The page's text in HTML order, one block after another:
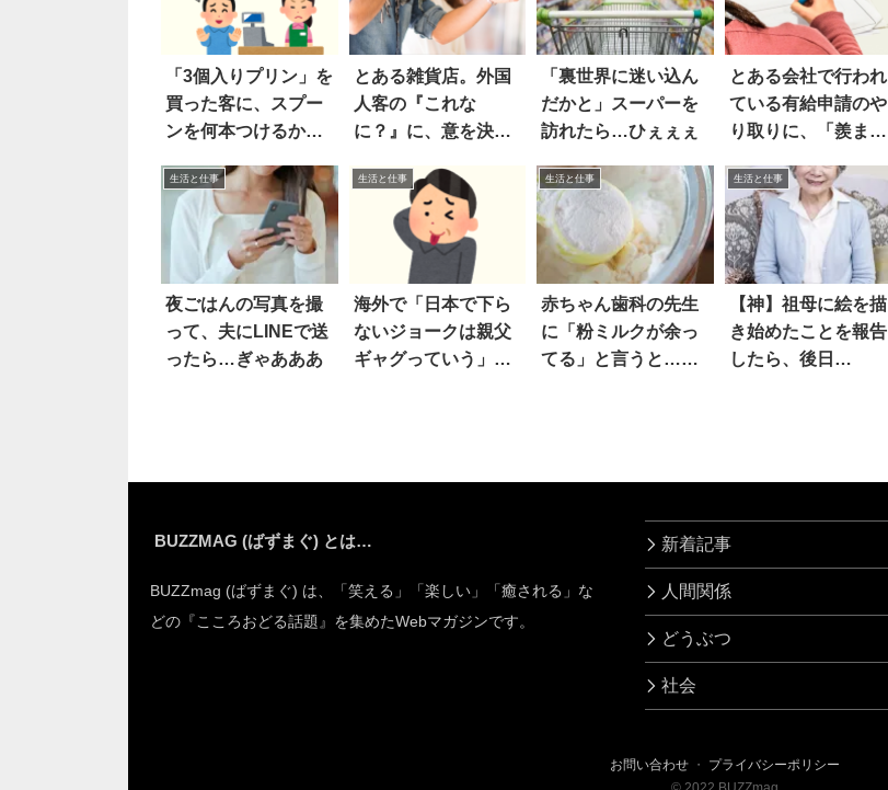
「3個入りプリン」を
買った客に、スプー
ンを何本つけるか尋
とある雑貨店。外国
人客の『これな
に？』に、意を決し
「裏世界に迷い込ん
だかと」スーパーを
訪れたら…ひぇぇぇ
とある会社で行われ
ている有給申請のや
り取りに、「羨まし
生活と仕事
夜ごはんの写真を撮
って、夫にLINEで送
ったら…ぎゃあああ
生活と仕事
海外で「日本で下ら
ないジョークは親父
ギャグっていう」と
生活と仕事
赤ちゃん歯科の先生
に「粉ミルクが余っ
てる」と言うと…え
生活と仕事
【神】祖母に絵を描
き始めたことを報告
したら、後日…
BUZZMAG (ばずまぐ) とは…
BUZZmag (ばずまぐ) は、「笑える」「楽しい」「癒される」な
どの『こころおどる話題』を集めたWebマガジンです。
新着記事
人間関係
どうぶつ
社会
お問い合わせ ・ プライバシーポリシー